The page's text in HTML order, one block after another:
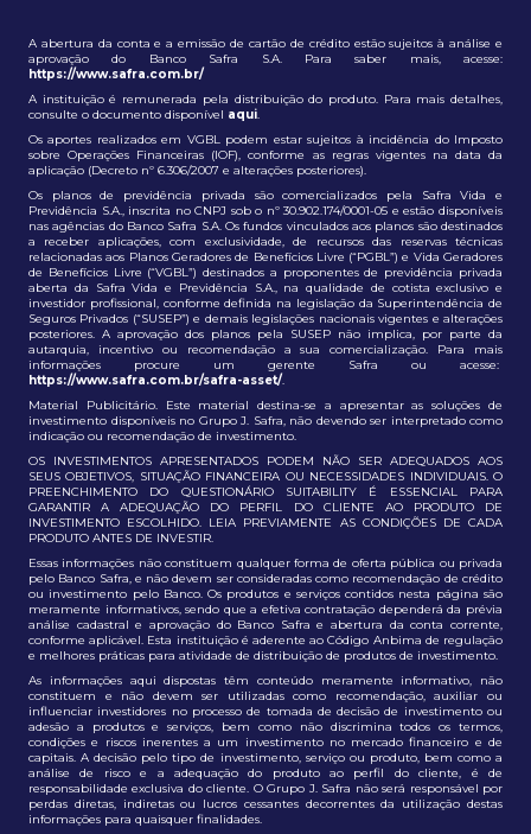
A abertura da conta e a emissão de cartão de crédito estão sujeitos à análise e
aprovação do Banco Safra S.A. Para saber mais, acesse:
https://www.safra.com.br/
A instituição é remunerada pela distribuição do produto. Para mais detalhes,
consulte o documento disponível aqui.
Os aportes realizados em VGBL podem estar sujeitos à incidência do Imposto
sobre Operações Financeiras (IOF), conforme as regras vigentes na data da
aplicação (Decreto nº 6.306/2007 e alterações posteriores).
Os planos de previdência privada são comercializados pela Safra Vida e
Previdência S.A., inscrita no CNPJ sob o nº 30.902.174/0001-05 e estão disponíveis
nas agências do Banco Safra S.A. Os fundos vinculados aos planos são destinados
a receber aplicações, com exclusividade, de recursos das reservas técnicas
relacionadas aos Planos Geradores de Benefícios Livre (“PGBL”) e Vida Geradores
de Benefícios Livre (“VGBL”) destinados a proponentes de previdência privada
aberta da Safra Vida e Previdência S.A., na qualidade de cotista exclusivo e
investidor profissional, conforme definida na legislação da Superintendência de
Seguros Privados (“SUSEP”) e demais legislações nacionais vigentes e alterações
posteriores. A aprovação dos planos pela SUSEP não implica, por parte da
autarquia, incentivo ou recomendação a sua comercialização. Para mais
informações procure um gerente Safra ou acesse:
https://www.safra.com.br/safra-asset/.
Material Publicitário. Este material destina-se a apresentar as soluções de
investimento disponíveis no Grupo J. Safra, não devendo ser interpretado como
indicação ou recomendação de investimento.
OS INVESTIMENTOS APRESENTADOS PODEM NÃO SER ADEQUADOS AOS
SEUS OBJETIVOS, SITUAÇÃO FINANCEIRA OU NECESSIDADES INDIVIDUAIS. O
PREENCHIMENTO DO QUESTIONÁRIO SUITABILITY É ESSENCIAL PARA
GARANTIR A ADEQUAÇÃO DO PERFIL DO CLIENTE AO PRODUTO DE
INVESTIMENTO ESCOLHIDO. LEIA PREVIAMENTE AS CONDIÇÕES DE CADA
PRODUTO ANTES DE INVESTIR.
Essas informações não constituem qualquer forma de oferta pública ou privada
pelo Banco Safra, e não devem ser consideradas como recomendação de crédito
ou investimento pelo Banco. Os produtos e serviços contidos nesta página são
meramente informativos, sendo que a efetiva contratação dependerá da prévia
análise cadastral e aprovação do Banco Safra e abertura da conta corrente,
conforme aplicável. Esta instituição é aderente ao Código Anbima de regulação
e melhores práticas para atividade de distribuição de produtos de investimento.
As informações aqui dispostas têm conteúdo meramente informativo, não
constituem e não devem ser utilizadas como recomendação, auxiliar ou
influenciar investidores no processo de tomada de decisão de investimento ou
adesão a produtos e serviços, bem como não discrimina todos os termos,
condições e riscos inerentes a um investimento no mercado financeiro e de
capitais. A decisão pelo tipo de investimento, serviço ou produto, bem como a
análise de risco e a adequação do produto ao perfil do cliente, é de
responsabilidade exclusiva do cliente. O Grupo J. Safra não será responsável por
perdas diretas, indiretas ou lucros cessantes decorrentes da utilização destas
informações para quaisquer finalidades.